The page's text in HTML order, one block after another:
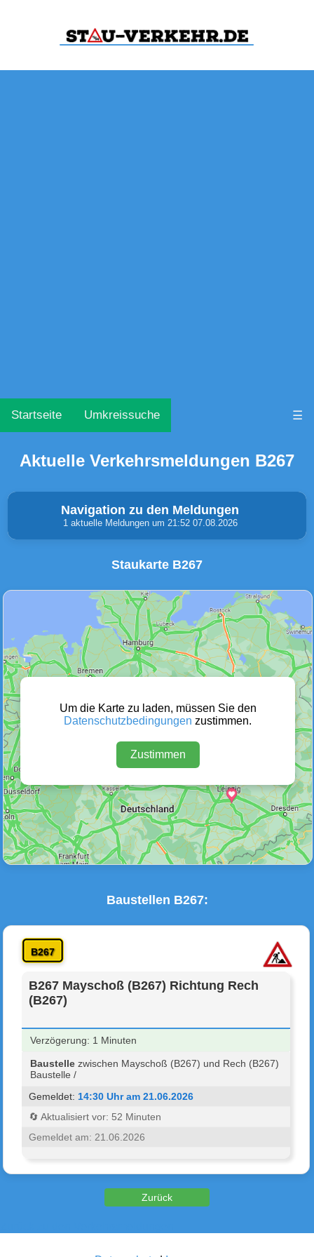
Startseite Umkreissuche ☰
Aktuelle Verkehrsmeldungen B267
Navigation zu den Meldungen
1 aktuelle Meldungen um 21:52 07.08.2026
Unfälle & Warnungen Stau
(0)
Wetter Warnungen Sperrungen
Defektes Fahrzeug
Staukarte B267
Um die Karte zu laden, müssen Sie den
Datenschutzbedingungen zustimmen.
Zustimmen
Baustellen B267:
B267
B267 Mayschoß (B267) Richtung Rech
(B267)
Verzögerung: 1 Minuten
Baustelle zwischen Mayschoß (B267) und Rech (B267)
Baustelle /
Gemeldet: 14:30 Uhr am 21.06.2026
🔄 Aktualisiert vor: 52 Minuten
Gemeldet am: 21.06.2026